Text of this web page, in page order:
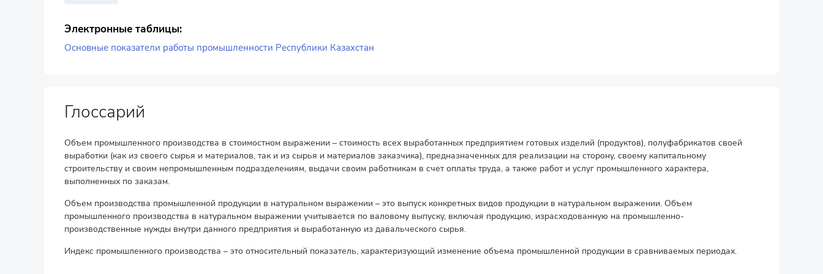
Электронные таблицы:
Основные показатели работы промышленности Республики Казахстан
Глоссарий
Объем промышленного производства в стоимостном выражении – стоимость всех выработанных предприятием готовых изделий (продуктов), полуфабрикатов своей
выработки (как из своего сырья и материалов, так и из сырья и материалов заказчика), предназначенных для реализации на сторону, своему капитальному
строительству и своим непромышленным подразделениям, выдачи своим работникам в счет оплаты труда, а также работ и услуг промышленного характера,
выполненных по заказам.
Объем производства промышленной продукции в натуральном выражении – это выпуск конкретных видов продукции в натуральном выражении. Объем
промышленного производства в натуральном выражении учитывается по валовому выпуску, включая продукцию, израсходованную на промышленно-
производственные нужды внутри данного предприятия и выработанную из давальческого сырья.
Индекс промышленного производства – это относительный показатель, характеризующий изменение объема промышленной продукции в сравниваемых периодах.